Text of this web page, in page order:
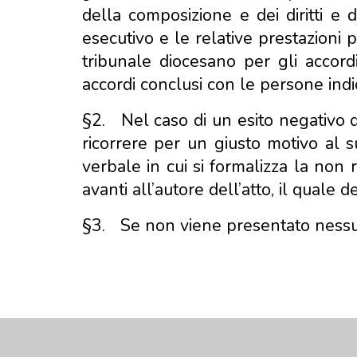
della composizione e dei diritti e
esecutivo e le relative prestazioni
tribunale diocesano per gli
accordi conclusi con le persone
§2.
Nel caso di un esito negativo
ricorrere per un giusto motivo al
verbale in cui si formalizza la non
avanti all’autore dell’atto, il quale
§3.
Se non viene presentato